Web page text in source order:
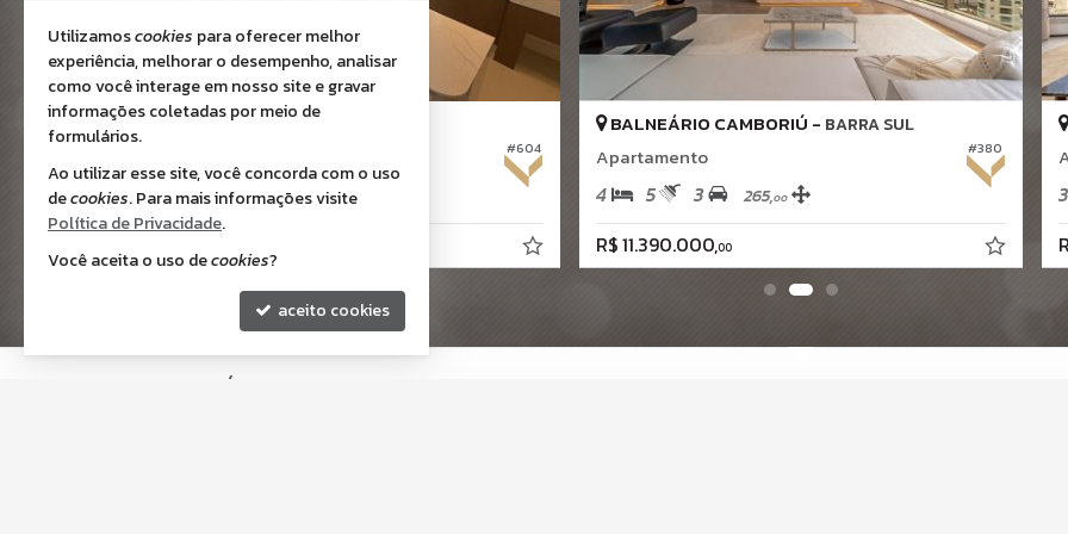
#087 #604
BALNEÁRIO CAMBORIÚ -
3 4 3 122,00
#380
BALNEÁRIO CAMBORIÚ - BARRA SUL
Apartamento
4 5 3 265,00
R$ 11.390.000,00
3
VOWE IMÓVEIS
Utilizamoscookies para oferecer melhor
experiência, melhorar o desempenho, analisar
como você interage em nosso site e gravar
informações coletadas por meio de
formulários.
Ao utilizar esse site, você concorda com o uso
decookies. Para mais informações visite
Política de Privacidade.
Você aceita o uso decookies?
aceito cookies